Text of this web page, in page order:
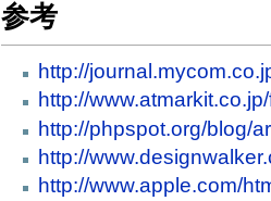
参考
http://
http://
http://phpspot.org/blog/
http://
http://www.apple.com/